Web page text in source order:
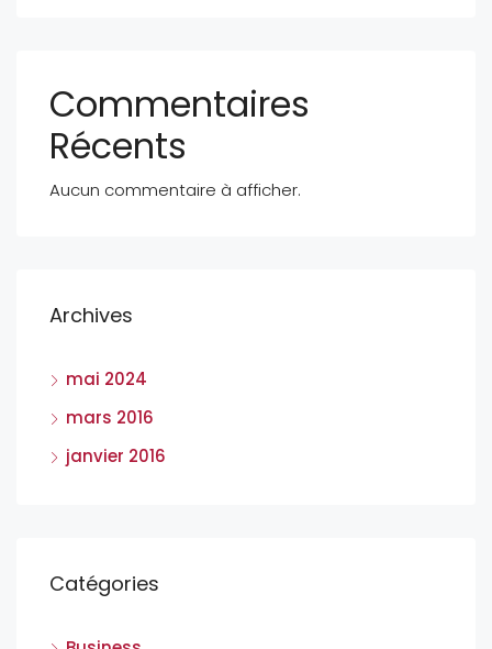
Commentaires
Récents
Aucun commentaire à afficher.
Archives
mai 2024
mars 2016
janvier 2016
Catégories